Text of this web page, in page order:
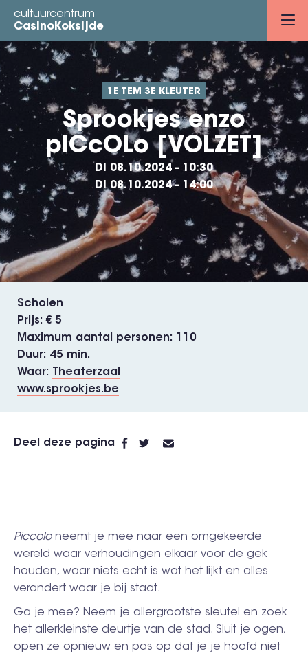
Overslaan
naar
inhoud
gaan
cultuurcentrum
CasinoKoksijde
1E TEM 3E KLEUTER
Sprookjes enzo
pICcOLo [VOLZET]
DI 08.10.2024 - 10:30
DI 08.10.2024 - 14:00
Scholen
Prijs
€ 5
Maximum aantal personen
110
Duur
45 min.
Waar
Theaterzaal
www.sprookjes.be
Deel deze pagina
Piccolo neemt je mee naar een omgekeerde
wereld waar verhoudingen elkaar voor de gek
houden, waar niets echt is wat het lijkt en alles
verandert waar je bij staat.
Ga je mee? Neem je allergrootste sleutel en zoek
het allerkleinste deurtje van de stad. Sluit je ogen,
open ze opnieuw en pas op dat je je hoofd niet